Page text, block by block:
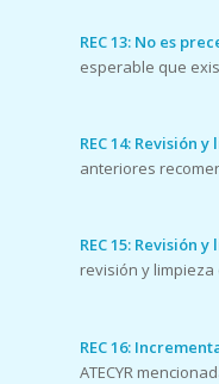
REC 13: No es
esperable que
REC 14: Revisión
anteriores
REC 15: Revisión
revisión y
REC 16:
ATECYR